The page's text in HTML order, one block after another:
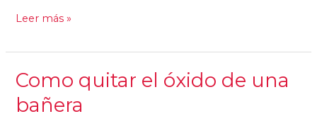
Leer más »
Como quitar el óxido de una
bañera
Como
quitar
el